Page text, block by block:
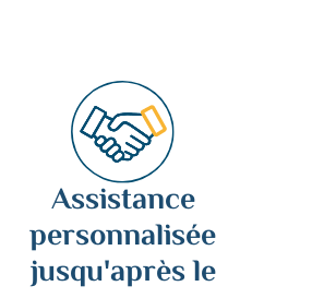
Assistance
personnalisée
jusqu'après le